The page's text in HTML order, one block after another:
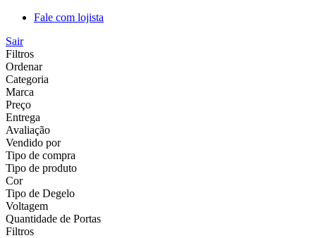
Fale com lojista
Sair
Filtros
Ordenar
Categoria
Marca
Preço
Entrega
Avaliação
Vendido por
Tipo de compra
Tipo de produto
Cor
Tipo de Degelo
Voltagem
Quantidade de Portas
Filtros